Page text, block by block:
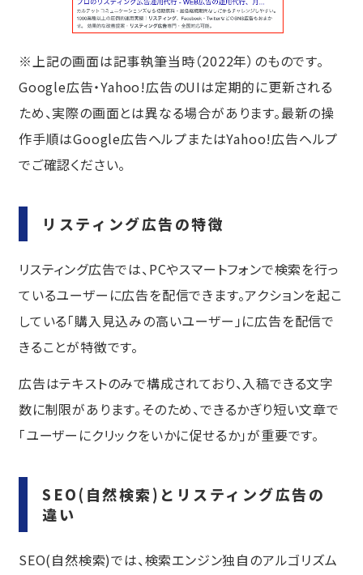
広告の品質を高めてクリック単価を抑
える
PDCAサイクルを回しつづける
広告代理店に運用を依頼する
2022年以降の注目機能：P-MAX（パフォ
ーマンスマックス）キャンペーン
まとめ
malna株式会社の広告運用代行
※上記の画面は記事執筆当時（2022年）のものです。
Google広告・Yahoo!広告のUIは定期的に更新される
ため、実際の画面とは異なる場合があります。最新の操
作手順はGoogle広告ヘルプまたはYahoo!広告ヘルプ
でご確認ください。
リスティング広告の特徴
リスティング広告では、PCやスマートフォンで検索を行っ
ているユーザーに広告を配信できます。アクションを起こ
している「購入見込みの高いユーザー」に広告を配信で
きることが特徴です。
広告はテキストのみで構成されており、入稿できる文字
数に制限があります。そのため、できるかぎり短い文章で
「ユーザーにクリックをいかに促せるか」が重要です。
SEO(自然検索)とリスティング広告の
違い
SEO(自然検索)では、検索エンジン独自のアルゴリズム